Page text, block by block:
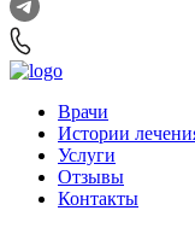
Врачи
Истории
Услуги
Отзывы
Контакты